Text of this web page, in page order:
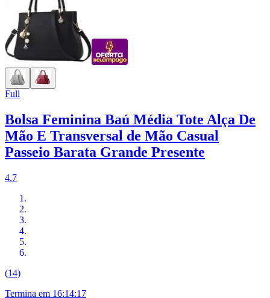
Full
Bolsa Feminina Baú Média Tote Alça De
Mão E Transversal de Mão Casual
Passeio Barata Grande Presente
4.7
(14)
Termina em 16:14:16